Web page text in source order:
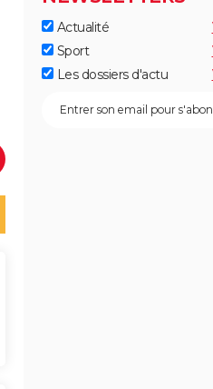
Actualité
Sport
Les dossiers d'actu